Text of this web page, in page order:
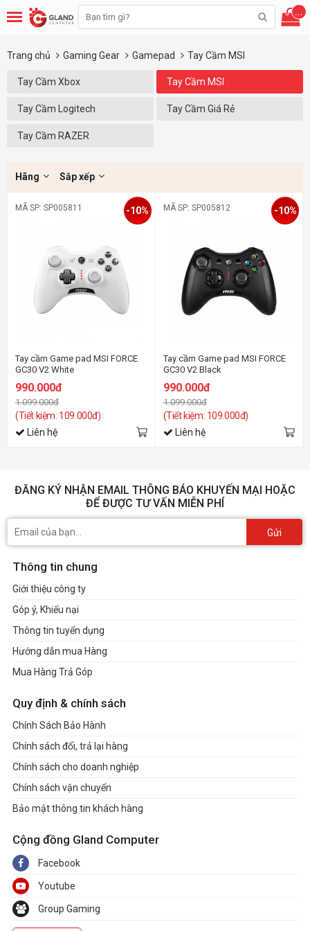
...
Trang chủ Gaming Gear Gamepad Tay Cầm MSI
Tay Cầm Xbox Tay Cầm MSI
Tay Cầm Logitech Tay Cầm Giá Rẻ
Tay Cầm RAZER
Hãng Sắp xếp
MÃ SP: SP005811
Tay cầm Game pad MSI FORCE
GC30 V2 White
990.000đ
1.099.000đ
(Tiết kiệm: 109.000đ)
-10%
Liên hệ
MÃ SP: SP005812
Tay cầm Game pad MSI FORCE
GC30 V2 Black
990.000đ
1.099.000đ
(Tiết kiệm: 109.000đ)
-10%
Liên hệ
ĐĂNG KÝ NHẬN EMAIL THÔNG BÁO KHUYẾN MẠI HOẶC
ĐỂ ĐƯỢC TƯ VẤN MIỄN PHÍ
Gửi
Thông tin chung
Giới thiệu công ty
Góp ý, Khiếu nại
Thông tin tuyển dụng
Hướng dẫn mua Hàng
Mua Hàng Trả Góp
Quy định & chính sách
Chính Sách Bảo Hành
Chính sách đổi, trả lại hàng
Chính sách cho doanh nghiệp
Chính sách vận chuyển
Bảo mật thông tin khách hàng
Cộng đồng Gland Computer
Facebook
Youtube
Group Gaming